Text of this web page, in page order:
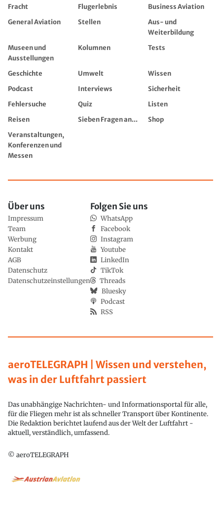
Fracht
Flugerlebnis
Business Aviation
General Aviation
Stellen
Aus- und
Weiterbildung
Museen und
Ausstellungen
Kolumnen Tests
Geschichte Umwelt
Wissen
Podcast
Interviews
Sicherheit
Fehlersuche
Quiz
Listen
Reisen
Sieben Fragen an...
Shop
Veranstaltungen,
Konferenzen und
Messen
aeroTELEGRAPH | Wissen und verstehen,
was in der Luftfahrt passiert
Das unabhängige Nachrichten- und Informationsportal für alle,
für die Fliegen mehr ist als schneller Transport über Kontinente.
Die Redaktion berichtet laufend aus der Welt der Luftfahrt -
aktuell, verständlich, umfassend.
© aeroTELEGRAPH
Über uns
Impressum
Team
Werbung
Kontakt
AGB
Datenschutz
Datenschutzeinstellungen
Folgen Sie uns
WhatsApp
Facebook
Instagram
Youtube
LinkedIn
TikTok
Threads
Bluesky
Podcast
RSS